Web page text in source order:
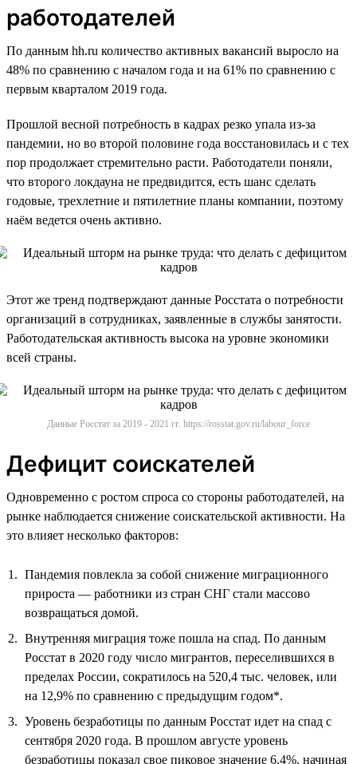
работодателей
По данным hh.ru количество активных вакансий выросло на
48% по сравнению с началом года и на 61% по сравнению с
первым кварталом 2019 года.
Прошлой весной потребность в кадрах резко упала из-за
пандемии, но во второй половине года восстановилась и с тех
пор продолжает стремительно расти. Работодатели поняли,
что второго локдауна не предвидится, есть шанс сделать
годовые, трехлетние и пятилетние планы компании, поэтому
наём ведется очень активно.
Этот же тренд подтверждают данные Росстата о потребности
организаций в сотрудниках, заявленные в службы занятости.
Работодательская активность высока на уровне экономики
всей страны.
Данные Росстат за 2019 - 2021 гг. https://rosstat.gov.ru/labour_force
Дефицит соискателей
Одновременно с ростом спроса со стороны работодателей, на
рынке наблюдается снижение соискательской активности. На
это влияет несколько факторов:
Пандемия повлекла за собой снижение миграционного
прироста — работники из стран СНГ стали массово
возвращаться домой.
Внутренняя миграция тоже пошла на спад. По данным
Росстат в 2020 году число мигрантов, переселившихся в
пределах России, сократилось на 520,4 тыс. человек, или
на 12,9% по сравнению с предыдущим годом*.
Уровень безработицы по данным Росстат идет на спад с
сентября 2020 года. В прошлом августе уровень
безработицы показал свое пиковое значение 6,4%, начиная